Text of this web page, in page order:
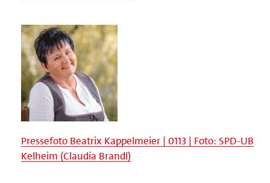
Pressefoto Beatrix Kappelmeier | 0113 | Foto: SPD-UB
Kelheim (Claudia Brandl)